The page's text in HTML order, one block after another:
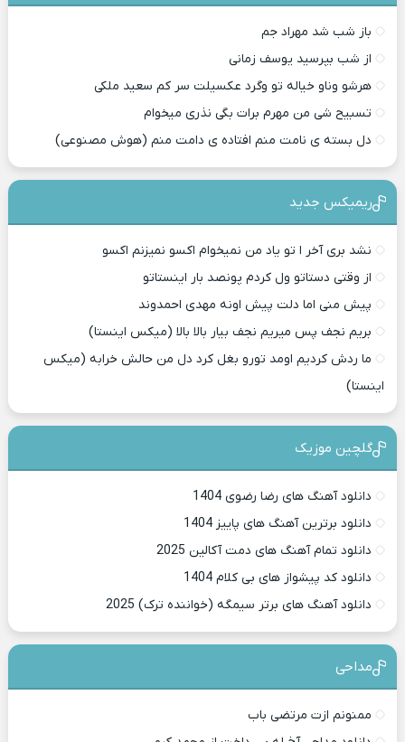
باز شب شد مهراد جم
از شب بپرسید یوسف زمانی
هرشو وناو خیاله تو وگرد عکسیلت سر کم سعید ملکی
تسبیح شی من مهرم برات بگی نذری میخوام
دل بسته ی نامت منم افتاده ی دامت منم (هوش مصنوعی)
ریمیکس جدید
نشد بری آخر ا تو یاد من نمیخوام اکسو نمیزنم اکسو
از وقتی دستاتو ول کردم پونصد بار اینستاتو
پیش منی اما دلت پیش اونه مهدی احمدوند
بریم نجف پس میریم نجف بیار بالا بالا (میکس اینستا)
ما ردش کردیم اومد تورو بغل کرد دل من حالش خرابه (میکس
اینستا)
گلچین موزیک
دانلود آهنگ های رضا رضوی 1404
دانلود برترین آهنگ های پاییز 1404
دانلود تمام آهنگ های دمت آکالین 2025
دانلود کد پیشواز های بی کلام 1404
دانلود آهنگ های برتر سیمگه (خواننده ترک) 2025
مداحی
ممنونم ازت مرتضی باب